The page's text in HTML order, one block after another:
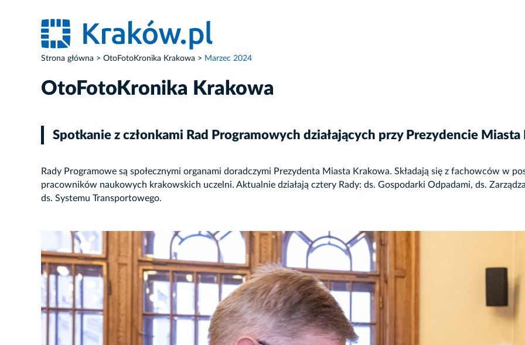
Strona główna OtoFotoKronika Krakowa Marzec 2024
OtoFotoKronika Krakowa
Spotkanie z członkami Rad Programowych działających przy Prezydencie Miasta
Rady Programowe są społecznymi organami doradczymi Prezydenta Miasta Krakowa. Składają się z fachowców w
pracowników naukowych krakowskich uczelni. Aktualnie działają cztery Rady: ds. Gospodarki Odpadami, ds.
ds. Systemu Transportowego.